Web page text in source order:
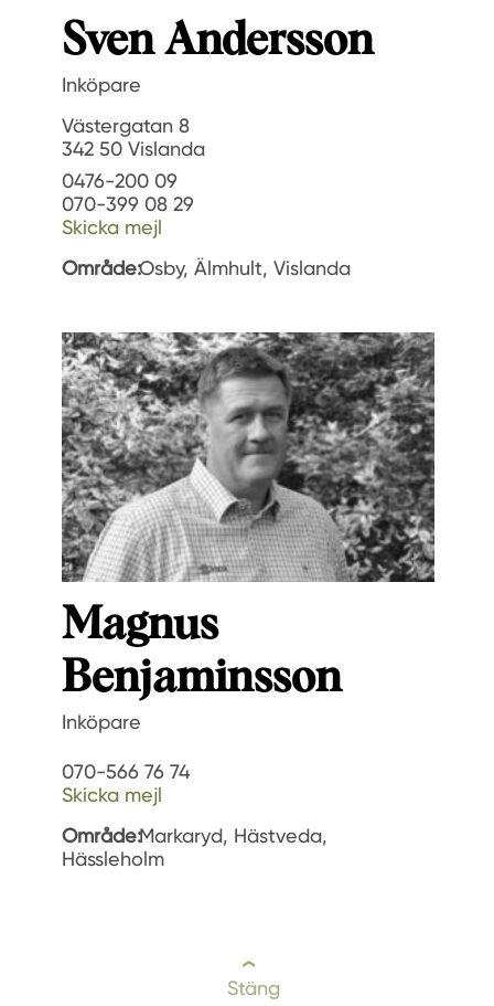
Sven Andersson
Inköpare
Västergatan 8
342 50 Vislanda
0476-200 09
070-399 08 29
Skicka mejl
Område:Osby, Älmhult, Vislanda
Magnus
Benjaminsson
Inköpare
070-566 76 74
Skicka mejl
Område:Markaryd, Hästveda,
Hässleholm
Stäng